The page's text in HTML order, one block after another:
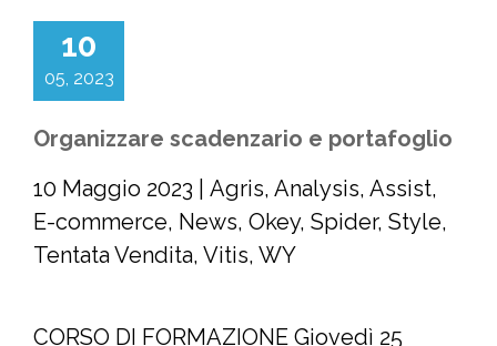
10
05, 2023
Organizzare scadenzario e portafoglio
10 Maggio 2023
Agris, Analysis, Assist,
E-commerce, News, Okey, Spider, Style,
Tentata Vendita, Vitis, WY
CORSO DI FORMAZIONE Giovedì 25